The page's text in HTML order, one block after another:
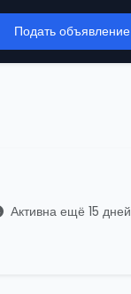
Подать объявление
Активна ещё 15 дней